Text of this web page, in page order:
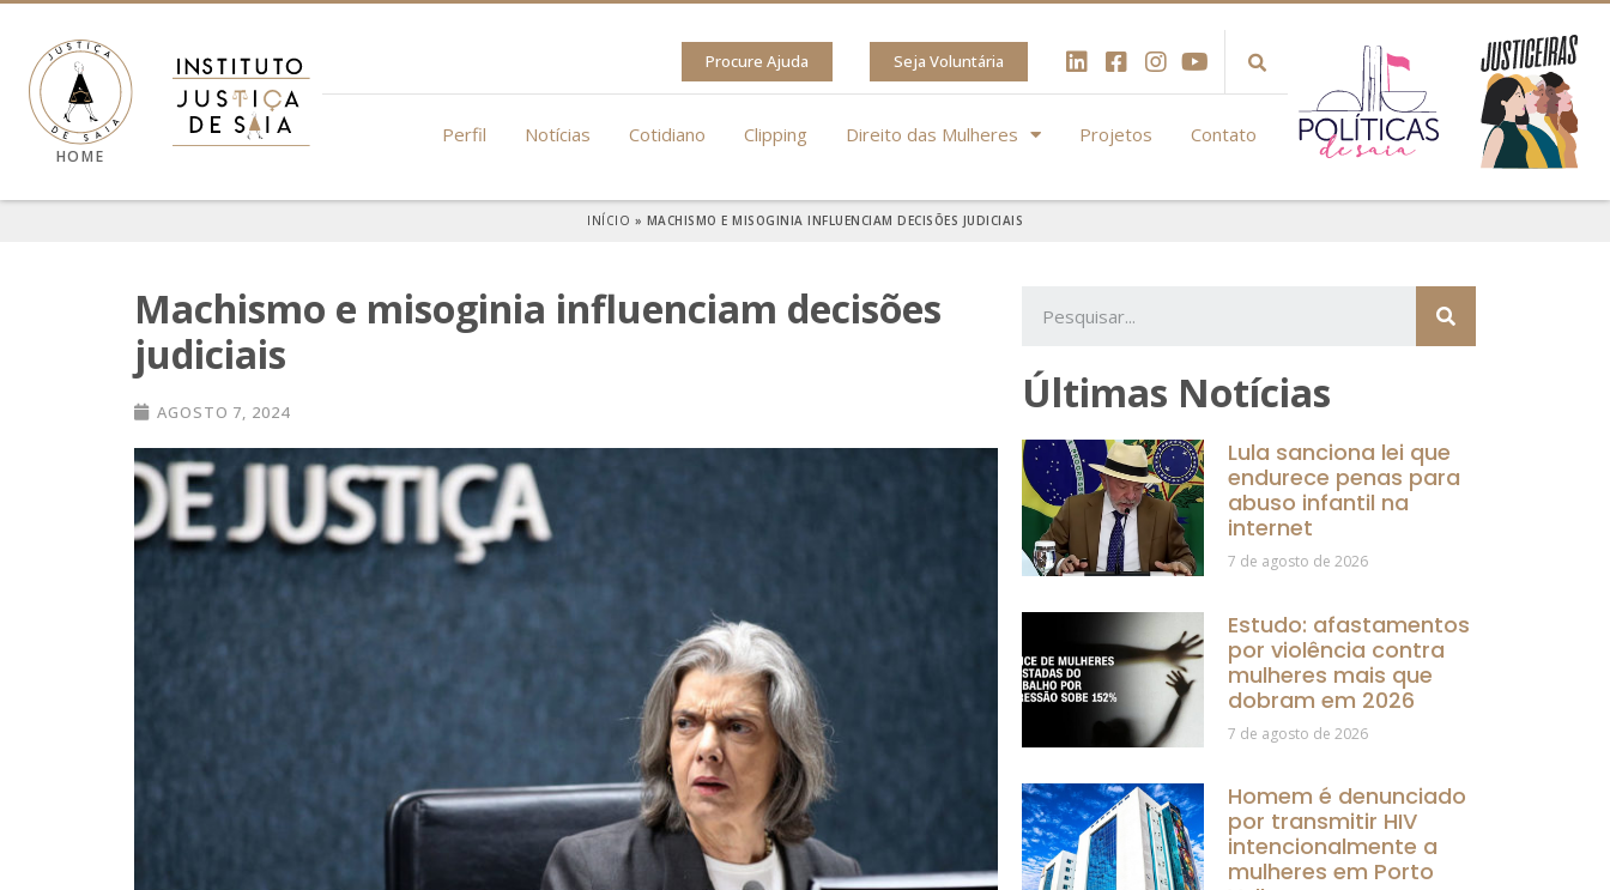
HOME
Procure Ajuda Seja Voluntária
Perfil Notícias Cotidiano Clipping Direito das Mulheres Projetos Contato
INÍCIO » MACHISMO E MISOGINIA INFLUENCIAM DECISÕES JUDICIAIS
Machismo e misoginia influenciam decisões
judiciais
AGOSTO 7, 2024 Últimas Notícias
Lula sanciona lei que
endurece penas para
abuso infantil na
internet
7 de agosto de 2026
Estudo: afastamentos
por violência contra
mulheres mais que
dobram em 2026
7 de agosto de 2026
Homem é denunciado
por transmitir HIV
intencionalmente a
mulheres em Porto